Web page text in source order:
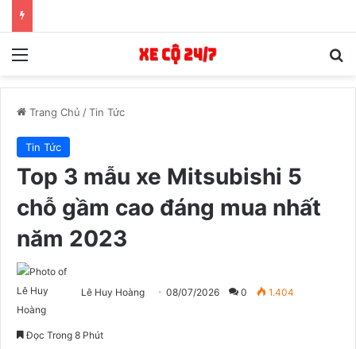
Menu
Trang Chủ /Tin Tức
Tin Tức
Top 3 mẫu xe Mitsubishi 5
chỗ gầm cao đáng mua nhất
năm 2023
Lê Huy Hoàng 08/07/2026 0 1.404
Đọc Trong 8 Phút